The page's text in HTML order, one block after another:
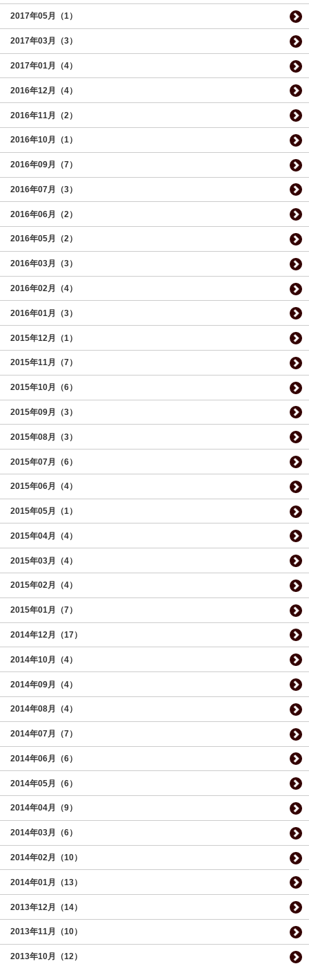
2017年05月（1）
2017年03月（3）
2017年01月（4）
2016年12月（4）
2016年11月（2）
2016年10月（1）
2016年09月（7）
2016年07月（3）
2016年06月（2）
2016年05月（2）
2016年03月（3）
2016年02月（4）
2016年01月（3）
2015年12月（1）
2015年11月（7）
2015年10月（6）
2015年09月（3）
2015年08月（3）
2015年07月（6）
2015年06月（4）
2015年05月（1）
2015年04月（4）
2015年03月（4）
2015年02月（4）
2015年01月（7）
2014年12月（17）
2014年10月（4）
2014年09月（4）
2014年08月（4）
2014年07月（7）
2014年06月（6）
2014年05月（6）
2014年04月（9）
2014年03月（6）
2014年02月（10）
2014年01月（13）
2013年12月（14）
2013年11月（10）
2013年10月（12）